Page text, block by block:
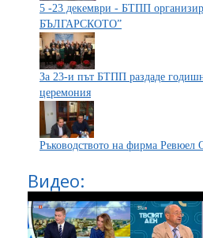
5 -23 декември - БТПП
БЪЛГАРСКОТО”
За 23-и път БТПП раздаде
церемония
Ръководството на фирма Ревюел
Видео: